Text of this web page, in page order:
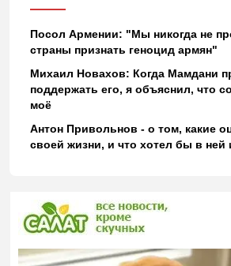
Посол Армении: "Мы никогда не
страны признать геноцид армян"
Михаил Новахов: Когда Мамдани
поддержать его, я объяснил, что
моё
Антон Привольнов - о том, какие
своей жизни, и что хотел бы в ней